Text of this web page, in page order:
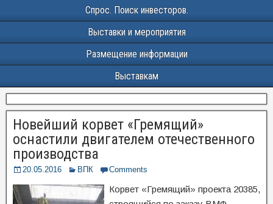
Спрос. Поиск инвесторов.
Выставки и мероприятия
Размещение информации
Выставкам
Новейший корвет «Гремящий»
оснастили двигателем отечественного
производства
20.05.2016 ВПК Comments
Корвет «Гремящий» проекта 20385,